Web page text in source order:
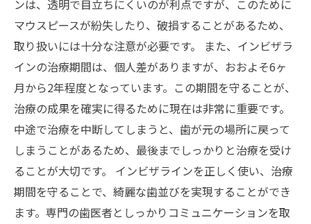
ンは、透明で目立ちにくいのが利点ですが、このために
マウスピースが紛失したり、破損することがあるため、
取り扱いには十分な注意が必要です。 また、インビザラ
インの治療期間は、個人差がありますが、おおよそ6ヶ
月から2年程度となっています。この期間を守ることが、
治療の成果を確実に得るために現在は非常に重要です。
中途で治療を中断してしまうと、歯が元の場所に戻って
しまうことがあるため、最後までしっかりと治療を受け
ることが大切です。 インビザラインを正しく使い、治療
期間を守ることで、綺麗な歯並びを実現することができ
ます。専門の歯医者としっかりコミュニケーションを取